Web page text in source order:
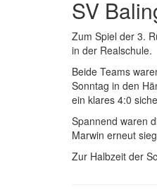
SV
Zum Spiel der 3.
in der Realschule.
Beide Teams
Sonntag in den
ein klares 4:0
Spannend waren
Marwin erneut
Zur Halbzeit der